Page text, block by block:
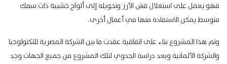
فهو يعمل على استغلال قش الأرز وتحويله إلى ألواح خشبية ذات سمك
متوسط يمكن الاستفادة منها في أعمال أخرى.
وتم هذا المشروع بناء على اتفاقية عقدت ما بين الشركة المصرية للتكنولوجيا
والشركة الألمانية وبعد دراسة الجدوي لتلك المشروع من جميع الجهات وجد